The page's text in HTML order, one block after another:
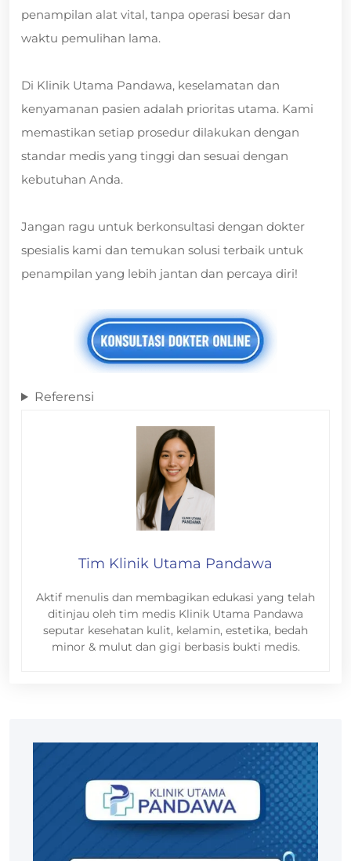
penampilan alat vital, tanpa operasi besar dan
waktu pemulihan lama.
Di Klinik Utama Pandawa, keselamatan dan
kenyamanan pasien adalah prioritas utama. Kami
memastikan setiap prosedur dilakukan dengan
standar medis yang tinggi dan sesuai dengan
kebutuhan Anda.
Jangan ragu untuk berkonsultasi dengan dokter
spesialis kami dan temukan solusi terbaik untuk
penampilan yang lebih jantan dan percaya diri!
Referensi
Tim Klinik Utama Pandawa
Aktif menulis dan membagikan edukasi yang telah
ditinjau oleh tim medis Klinik Utama Pandawa
seputar kesehatan kulit, kelamin, estetika, bedah
minor & mulut dan gigi berbasis bukti medis.